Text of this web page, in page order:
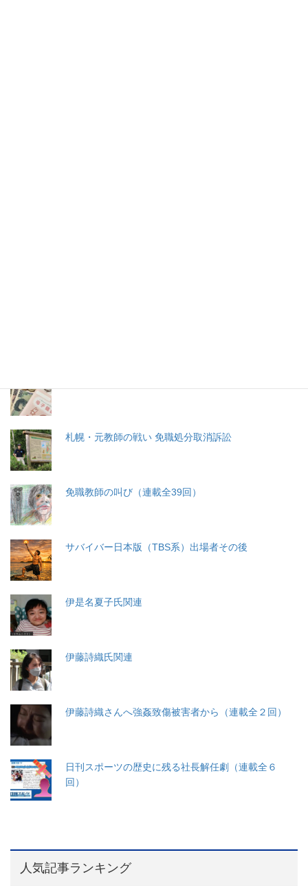
札幌・元教師の戦い 免職処分取消訴訟
免職教師の叫び（連載全39回）
サバイバー日本版（TBS系）出場者その後
伊是名夏子氏関連
伊藤詩織氏関連
伊藤詩織さんへ強姦致傷被害者から（連載全２回）
日刊スポーツの歴史に残る社長解任劇（連載全６
回）
人気記事ランキング